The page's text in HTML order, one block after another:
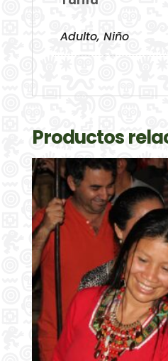
Adulto, Niño
Productos